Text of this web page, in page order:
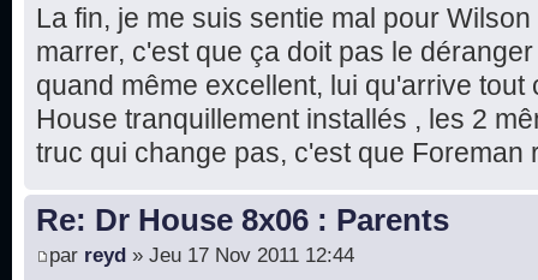
La fin, je me suis sentie mal pour
marrer, c'est que ça doit pas le
quand même excellent, lui qu'arrive tout
House tranquillement installés , les 2
truc qui change pas, c'est que Foreman
Re: Dr House 8x06 : Parents
par reyd » Jeu 17 Nov 2011 12:44